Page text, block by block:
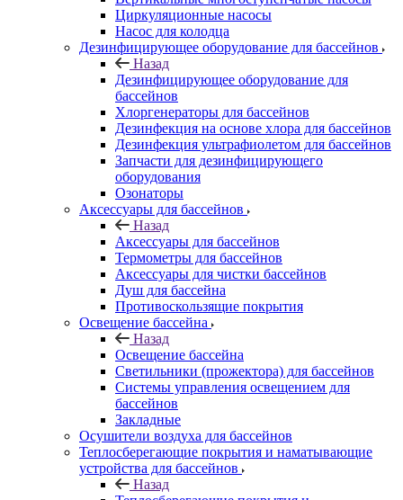
Циркуляционные насосы
Насос для колодца
Дезинфицирующее оборудование для бассейнов
Назад
Дезинфицирующее оборудование для
бассейнов
Хлоргенераторы для бассейнов
Дезинфекция на основе хлора для бассейнов
Дезинфекция ультрафиолетом для бассейнов
Запчасти для дезинфицирующего
оборудования
Озонаторы
Аксессуары для бассейнов
Назад
Аксессуары для бассейнов
Термометры для бассейнов
Аксессуары для чистки бассейнов
Душ для бассейна
Противоскользящие покрытия
Освещение бассейна
Назад
Освещение бассейна
Светильники (прожектора) для бассейнов
Системы управления освещением для
бассейнов
Закладные
Осушители воздуха для бассейнов
Теплосберегающие покрытия и наматывающие
устройства для бассейнов
Назад